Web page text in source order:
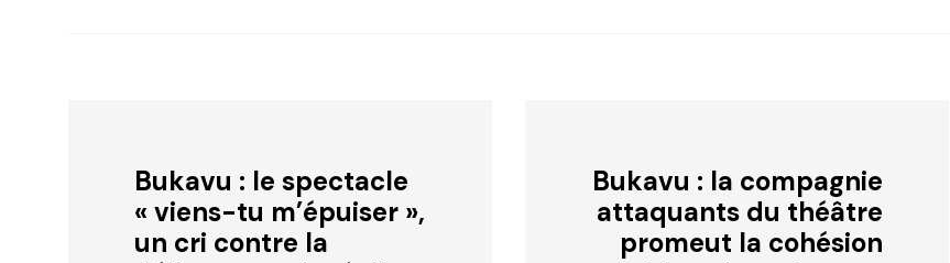
Bukavu : le spectacle
« viens-tu m’épuiser »,
un cri contre la
Bukavu : la compagnie
attaquants du théâtre
promeut la cohésion